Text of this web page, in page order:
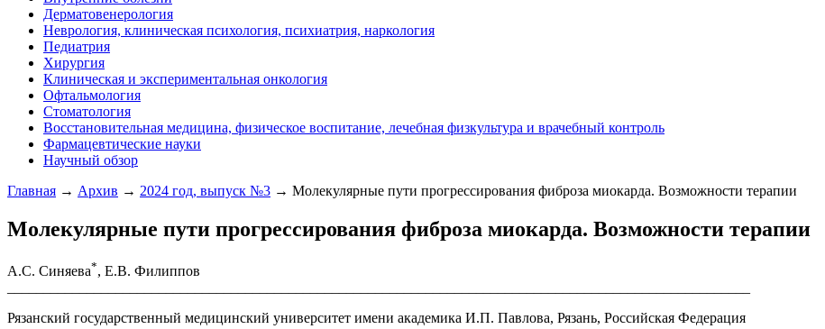
Дерматовенерология
Неврология, клиническая психология, психиатрия, наркология
Педиатрия
Хирургия
Клиническая и экспериментальная онкология
Офтальмология
Стоматология
Восстановительная медицина, физическое воспитание, лечебная физкультура и врачебный контроль
Фармацевтические науки
Научный обзор
Главная → Архив → 2024 год, выпуск №3 → Молекулярные пути прогрессирования фиброза миокарда. Возможности терапии
Молекулярные пути прогрессирования фиброза миокарда. Возможности терапии
А.С. Синяева*, Е.В. Филиппов
Рязанский государственный медицинский университет имени академика И.П. Павлова, Рязань, Российская Федерация